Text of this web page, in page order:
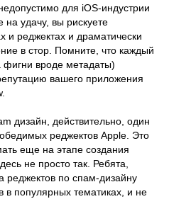
для iOS-индустрии
удачу, вы рискуете
и реджектах и драматически
в стор. Помните, что каждый
фигни вроде метадаты)
вашего приложения
дизайн, действительно, один
реджектов Apple. Это
еще на этапе создания
не просто так. Ребята,
реджектов по спам-дизайну
в популярных тематиках, и не